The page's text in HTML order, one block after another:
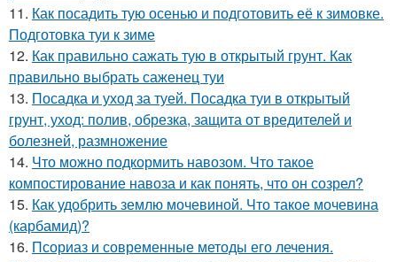
11. Как посадить тую осенью и подготовить её к зимовке.
Подготовка туи к зиме
12. Как правильно сажать тую в открытый грунт. Как
правильно выбрать саженец туи
13. Посадка и уход за туей. Посадка туи в открытый
грунт, уход: полив, обрезка, защита от вредителей и
болезней, размножение
14. Что можно подкормить навозом. Что такое
компостирование навоза и как понять, что он созрел?
15. Как удобрить землю мочевиной. Что такое мочевина
(карбамид)?
16. Псориаз и современные методы его лечения.